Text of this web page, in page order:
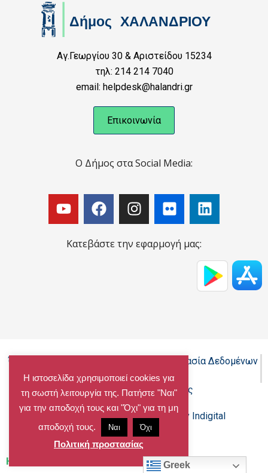
Αγ.Γεωργίου 30 & Αριστείδου 15234
τηλ: 214 214 7040
email: helpdesk@halandri.gr
Επικοινωνία
Ο Δήμος στα Social Media:
Κατεβάστε την εφαρμογή μας:
Όροι Χρήσης - Πολιτική Cookies - Προστασία Δεδομένων
Προσωπικού Χαρακτήρα
Δήλωση προσβασιμότητας
Copyright@chalandri.grPowered by Indigital
Home Archives for 24/04/2014
Η ιστοσελίδα χρησιμοποιεί cookies για
τη σωστή λειτουργία της. Πατήστε "Ναι"
για την αποδοχή τους και "Όχι" για τη μη
αποδοχή τους.
Ναι Όχι
Πολιτική προστασίας
Greek